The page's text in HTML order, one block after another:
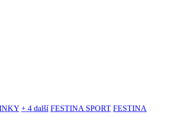
+ 4 další FESTINA SPORT FESTINA